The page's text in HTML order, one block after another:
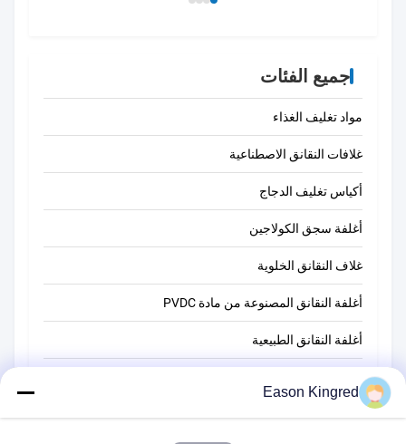
جميع الفئات
مواد تغليف الغذاء
غلافات النقانق الاصطناعية
أكياس تغليف الدجاج
أغلفة سجق الكولاجين
غلاف النقانق الخلوية
أغلفة النقانق المصنوعة من مادة PVDC
أغلفة النقانق الطبيعية
Eason Kingred